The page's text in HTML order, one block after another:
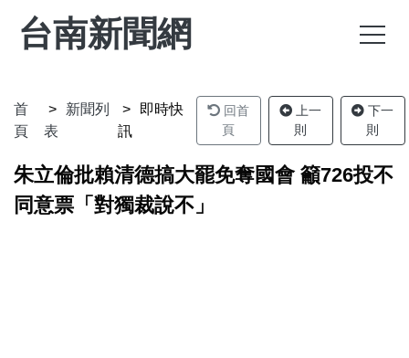
台南新聞網
首
頁
新聞列
表
即時快
訊
回首
頁
上一
則
下一
則
朱立倫批賴清德搞大罷免奪國會 籲726投不
同意票「對獨裁說不」